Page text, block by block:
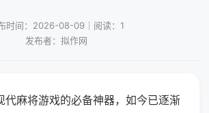
时间：2026-08-09｜阅读：1
发布者：拟作网
代麻将游戏的必备神器，如今已逐渐